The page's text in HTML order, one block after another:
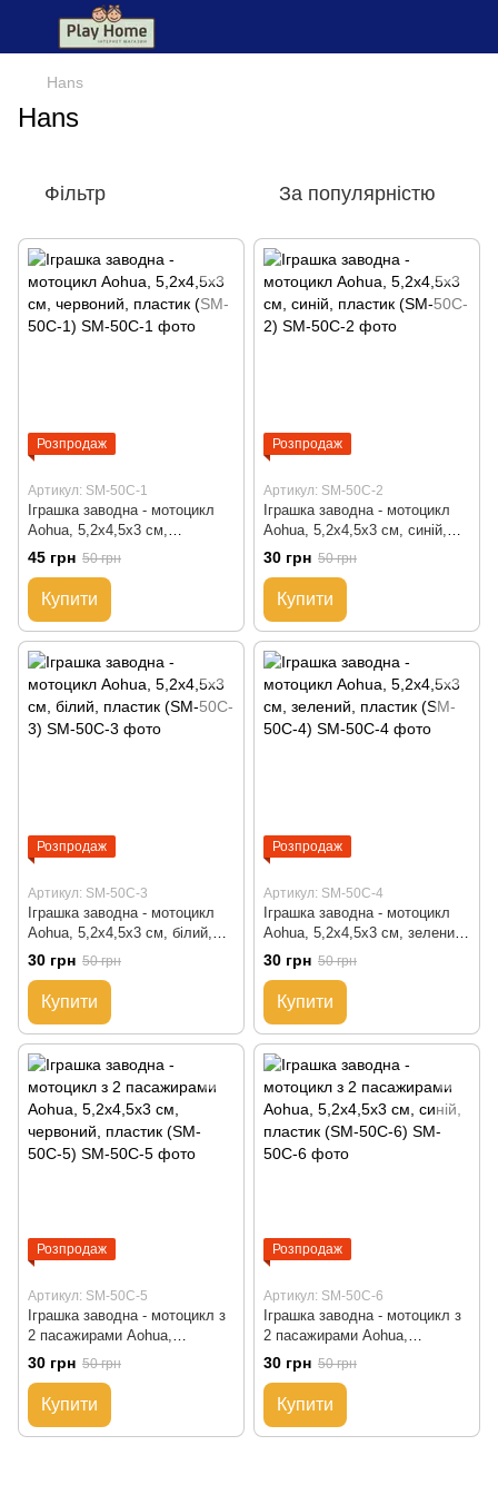
Hans
Hans
Фільтр За популярністю
Розпродаж
Артикул: SM-50C-1
Іграшка заводна - мотоцикл
Aohua, 5,2x4,5x3 см,
червоний, пластик (SM-50C-1)
45 грн 50 грн
Купити
Розпродаж
Артикул: SM-50C-2
Іграшка заводна - мотоцикл
Aohua, 5,2x4,5x3 см, синій,
пластик (SM-50C-2)
30 грн 50 грн
Купити
Розпродаж
Артикул: SM-50C-3
Іграшка заводна - мотоцикл
Aohua, 5,2x4,5x3 см, білий,
пластик (SM-50C-3)
30 грн 50 грн
Купити
Розпродаж
Артикул: SM-50C-4
Іграшка заводна - мотоцикл
Aohua, 5,2x4,5x3 см, зелений,
пластик (SM-50C-4)
30 грн 50 грн
Купити
Розпродаж
Артикул: SM-50C-5
Іграшка заводна - мотоцикл з
2 пасажирами Aohua,
5,2x4,5x3 см, червоний,
пластик (SM-50C-5)
30 грн 50 грн
Купити
Розпродаж
Артикул: SM-50C-6
Іграшка заводна - мотоцикл з
2 пасажирами Aohua,
5,2x4,5x3 см, синій, пластик
(SM-50C-6)
30 грн 50 грн
Купити